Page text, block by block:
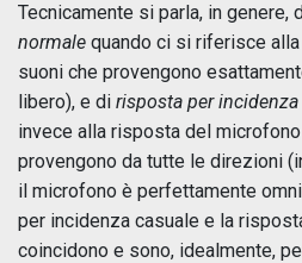
Tecnicamente si parla, in genere,
normale quando ci si riferisce
suoni che provengono
libero), e di risposta per
invece alla risposta del
provengono da tutte le direzioni
il microfono è perfettamente
per incidenza casuale e la
coincidono e sono, idealmente,